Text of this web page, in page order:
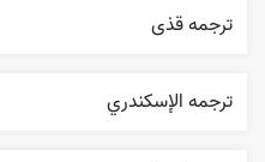
ترجمه قذی
ترجمه الإسکندري